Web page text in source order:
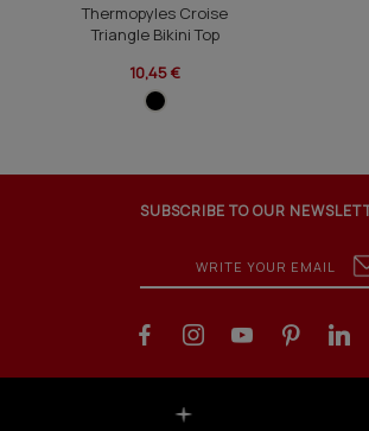
Thermopyles Croise
Triangle Bikini Top
10,45 €
SUBSCRIBE TO OUR